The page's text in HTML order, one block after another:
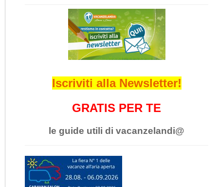
Iscriviti alla Newsletter!
GRATIS PER TE
le guide utili di vacanzelandi@